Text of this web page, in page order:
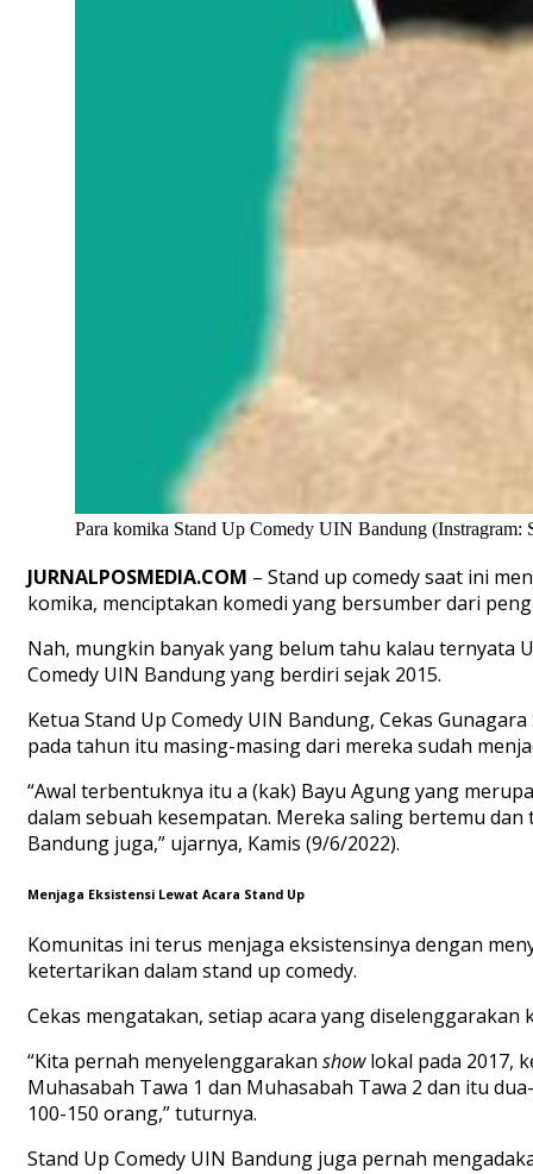
Para komika Stand Up Comedy UIN Bandung (Instragram:
JURNALPOSMEDIA.COM – Stand up comedy saat ini
komika, menciptakan komedi yang bersumber dari
Nah, mungkin banyak yang belum tahu kalau ternyata
Comedy UIN Bandung yang berdiri sejak 2015.
Ketua Stand Up Comedy UIN Bandung, Cekas
pada tahun itu masing-masing dari mereka sudah
“Awal terbentuknya itu a (kak) Bayu Agung yang
dalam sebuah kesempatan. Mereka saling bertemu
Bandung juga,” ujarnya, Kamis (9/6/2022).
Menjaga Eksistensi Lewat Acara Stand Up
Komunitas ini terus menjaga eksistensinya dengan
ketertarikan dalam stand up comedy.
Cekas mengatakan, setiap acara yang
“Kita pernah menyelenggarakan showlokal pada 2017,
Muhasabah Tawa 1 dan Muhasabah Tawa 2 dan itu
100-150 orang,” tuturnya.
Stand Up Comedy UIN Bandung juga pernah